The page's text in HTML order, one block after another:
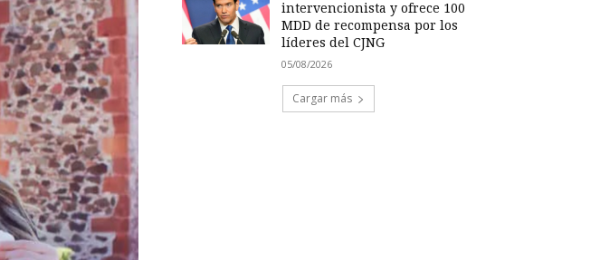
intervencionista y ofrece 100
MDD de recompensa por los
líderes del CJNG
05/08/2026
Cargar más